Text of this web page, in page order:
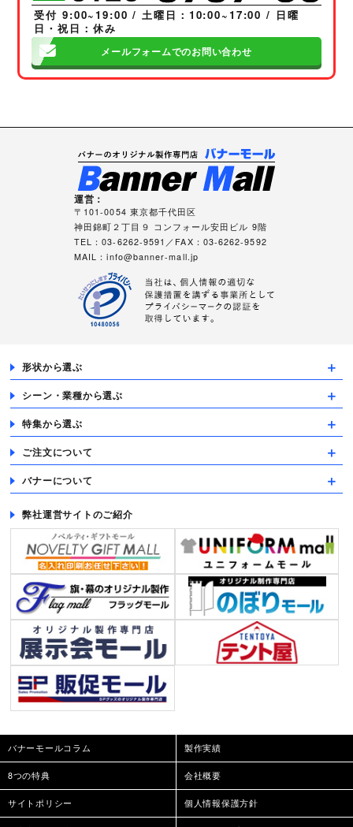
メールフォームでのお問い合わせ
受付 9:00~19:00 / 土曜日：10:00~17:00 / 日曜
日・祝日：休み
運営：
〒101-0054 東京都千代田区
神田錦町２丁目９ コンフォール安田ビル 9階
TEL：03-6262-9591／FAX：03-6262-9592
MAIL：info@banner-mall.jp
形状から選ぶ
シーン・業種から選ぶ
特集から選ぶ
ご注文について
バナーについて
弊社運営サイトのご紹介
バナーモールコラム 製作実績
8つの特典 会社概要
サイトポリシー 個人情報保護方針